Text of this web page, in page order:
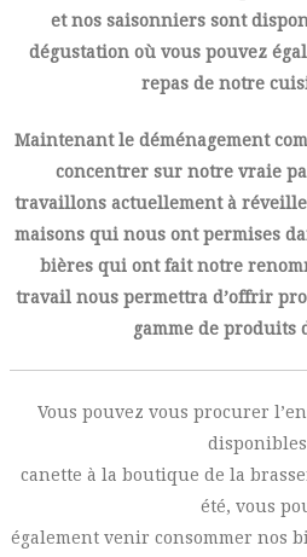
et nos saisonniers sont
dégustation où vous pouvez
repas de notre
Maintenant le déménagement
concentrer sur notre vraie
travaillons actuellement à
maisons qui nous ont permises
bières qui ont fait notre
travail nous permettra d’offrir
gamme de produits
Vous pouvez vous procurer
canette à la boutique de la
été, vous
également venir consommer nos